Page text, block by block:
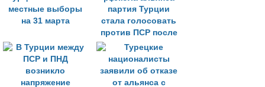
местные выборы
на 31 марта
партия Турции
стала голосовать
против ПСР после
раскола альянса